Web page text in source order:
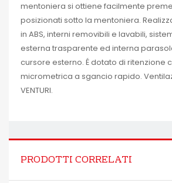
mentoniera si ottiene facilmente
posizionati sotto la mentoniera.
in ABS, interni removibili e lavabili,
esterna trasparente ed interna
cursore esterno. É dotato di ritenzione
micrometrica a sgancio rapido.
VENTURI.
PRODOTTI CORRELATI